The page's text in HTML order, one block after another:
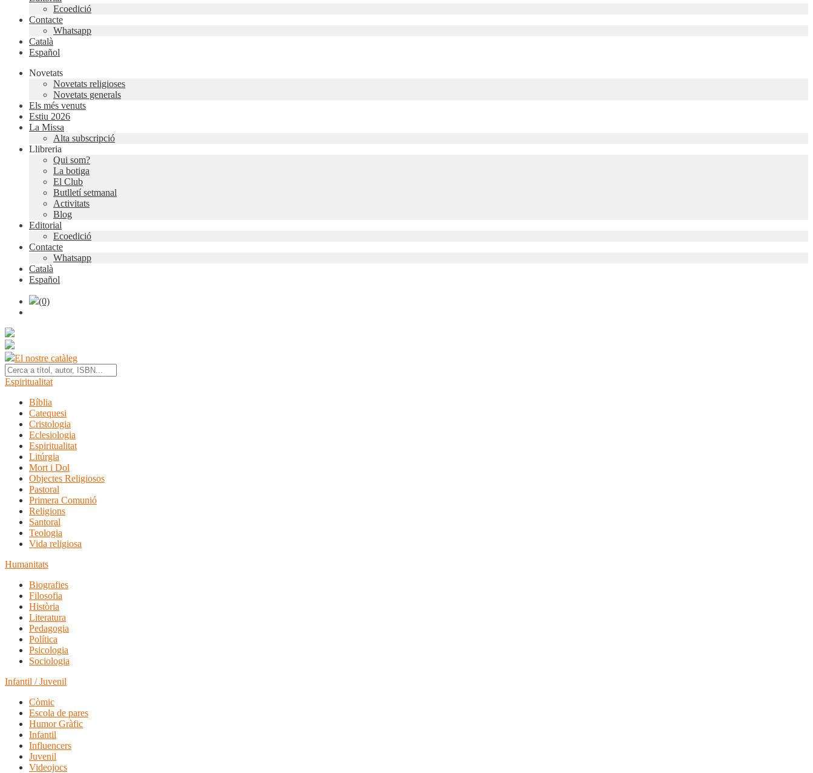
Ecoedició
Contacte
Whatsapp
Català
Español
Novetats
Novetats religioses
Novetats generals
Els més venuts
Estiu 2026
La Missa
Alta subscripció
Llibreria
Qui som?
La botiga
El Club
Butlletí setmanal
Activitats
Blog
Editorial
Ecoedició
Contacte
Whatsapp
Català
Español
(0)
El nostre catàleg
Espiritualitat
Bíblia
Catequesi
Cristologia
Eclesiologia
Espiritualitat
Litúrgia
Mort i Dol
Objectes Religiosos
Pastoral
Primera Comunió
Religions
Santoral
Teologia
Vida religiosa
Humanitats
Biografies
Filosofia
Història
Literatura
Pedagogia
Política
Psicologia
Sociologia
Infantil / Juvenil
Còmic
Escola de pares
Humor Gràfic
Infantil
Influencers
Juvenil
Videojocs